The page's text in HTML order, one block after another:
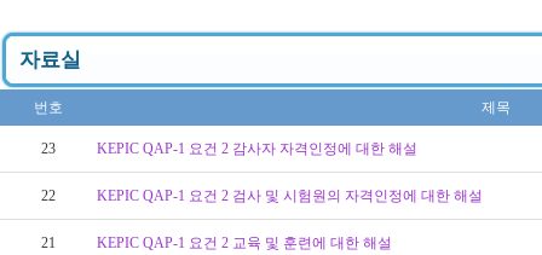
자료실
번호 제목
23 KEPIC QAP-1 요건 2 감사자 자격인정에 대한 해설
22 KEPIC QAP-1 요건 2 검사 및 시험원의 자격인정에 대한 해설
21 KEPIC QAP-1 요건 2 교육 및 훈련에 대한 해설